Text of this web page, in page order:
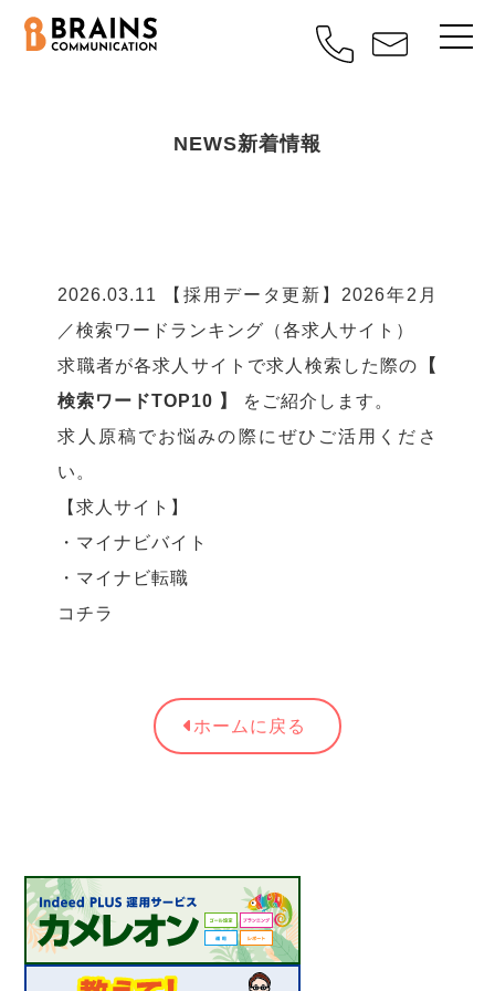
NEWS新着情報
2026.03.11
【採用データ更新】2026年2月
／検索ワードランキング（各求人サイト）
求職者が各求人サイトで求人検索した際の 【
検索ワードTOP10 】
をご紹介します。
求人原稿でお悩みの際にぜひご活用くださ
い。
【求人サイト】
・マイナビバイト
・マイナビ転職
コチラ
ホームに戻る